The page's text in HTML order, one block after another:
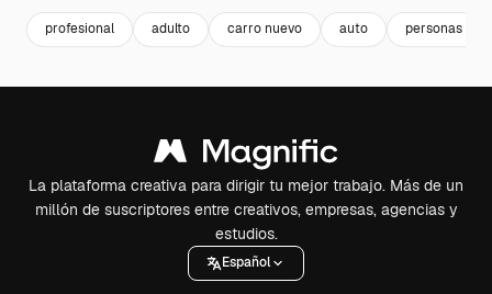
profesional adulto carro nuevo auto personas
La plataforma creativa para dirigir tu mejor trabajo. Más de un
millón de suscriptores entre creativos, empresas, agencias y
estudios.
Español